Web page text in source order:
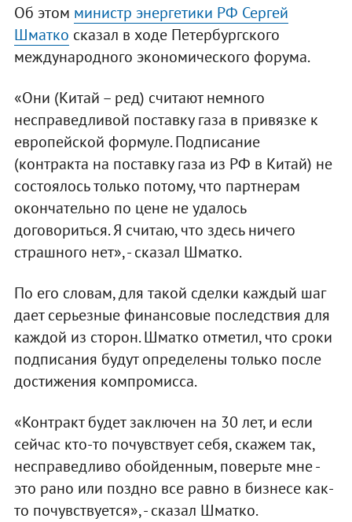
Об этом министр энергетики РФ Сергей
Шматко сказал в ходе Петербургского
международного экономического форума.
«Они (Китай – ред) считают немного
несправедливой поставку газа в привязке к
европейской формуле. Подписание
(контракта на поставку газа из РФ в Китай) не
состоялось только потому, что партнерам
окончательно по цене не удалось
договориться. Я считаю, что здесь ничего
страшного нет», - сказал Шматко.
По его словам, для такой сделки каждый шаг
дает серьезные финансовые последствия для
каждой из сторон. Шматко отметил, что сроки
подписания будут определены только после
достижения компромисса.
«Контракт будет заключен на 30 лет, и если
сейчас кто-то почувствует себя, скажем так,
несправедливо обойденным, поверьте мне -
это рано или поздно все равно в бизнесе как-
то почувствуется», - сказал Шматко.